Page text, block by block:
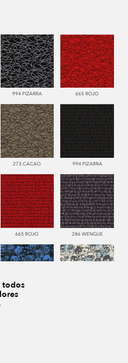
994 PIZARRA 665 ROJO
273 CACAO 994 PIZARRA
665 ROJO 286 WENGUE
todos